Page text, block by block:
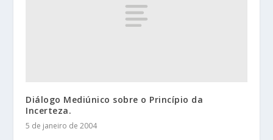
Diálogo Mediúnico sobre o Princípio da
Incerteza.
5 de janeiro de 2004